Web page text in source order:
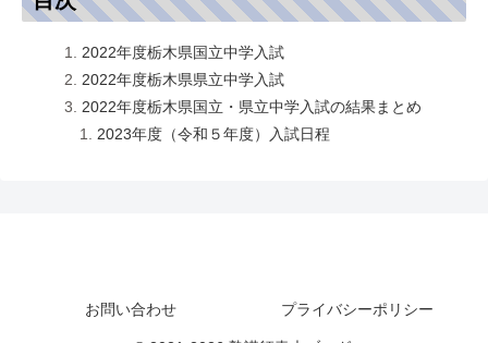
2022年度栃木県国立中学入試
2022年度栃木県県立中学入試
2022年度栃木県国立・県立中学入試の結果まとめ
2023年度（令和５年度）入試日程
お問い合わせ プライバシーポリシー